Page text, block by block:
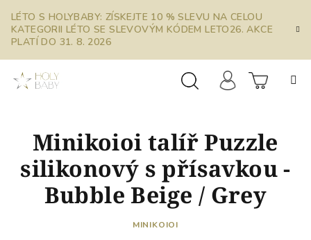
obsah
LÉTO S HOLYBABY: ZÍSKEJTE 10 % SLEVU NA CELOU
KATEGORII LÉTO SE SLEVOVÝM KÓDEM LETO26. AKCE
PLATÍ DO 31. 8. 2026
košík
Minikoioi talíř Puzzle
silikonový s přísavkou -
Bubble Beige / Grey
MINIKOIOI